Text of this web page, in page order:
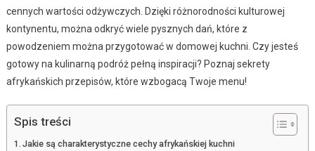
cennych wartości odżywczych. Dzięki różnorodności kulturowej
kontynentu, można odkryć wiele pysznych dań, które z
powodzeniem można przygotować w domowej kuchni. Czy jesteś
gotowy na kulinarną podróż pełną inspiracji? Poznaj sekrety
afrykańskich przepisów, które wzbogacą Twoje menu!
Spis treści
Jakie są charakterystyczne cechy afrykańskiej kuchni